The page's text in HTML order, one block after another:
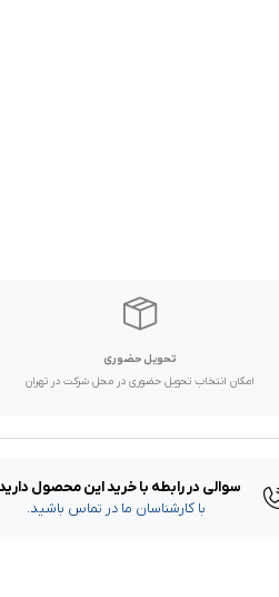
تحویل حضوری
امکان انتخاب تحویل حضوری در محل شرکت در تهران
سوالی در رابطه با خرید این محصول
با کارشناسان ما در تماس باشید.